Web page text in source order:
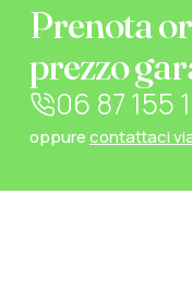
Prenota
prezzo
06 87 155
oppurecontattaci